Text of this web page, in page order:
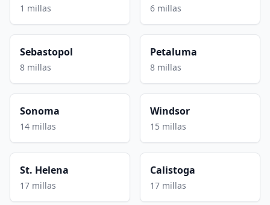
1 millas 6 millas
Sebastopol
8 millas
Petaluma
8 millas
Sonoma
14 millas
Windsor
15 millas
St. Helena
17 millas
Calistoga
17 millas